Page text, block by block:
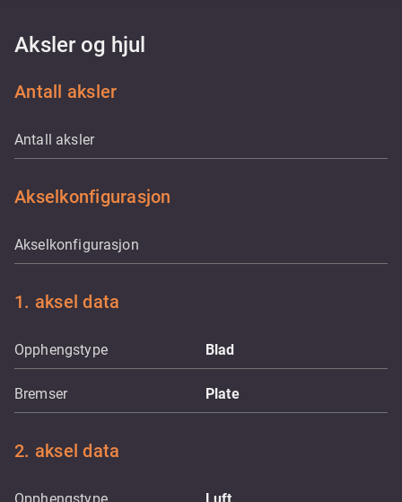
Aksler og hjul
Antall aksler
Antall aksler
Akselkonfigurasjon
Akselkonfigurasjon
1. aksel data
Opphengstype Blad
Bremser Plate
2. aksel data